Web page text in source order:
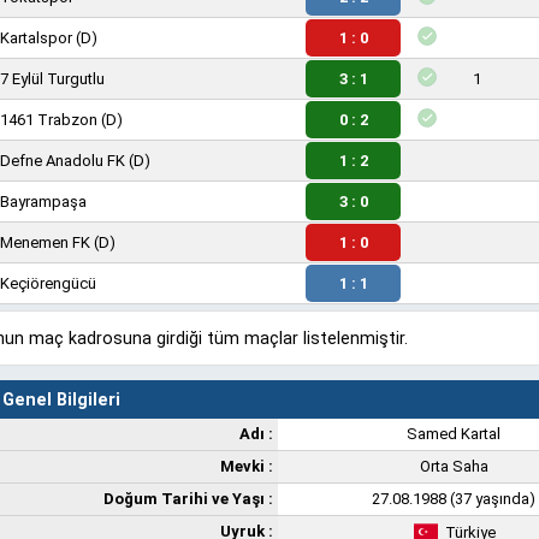
Kartalspor(D) 1 : 0
7 Eylül Turgutlu 3 : 1 1
1461 Trabzon (D) 0 : 2
Defne Anadolu FK (D) 1 : 2
Bayrampaşa 3 : 0
Menemen FK (D) 1 : 0
Keçiörengücü 1 : 1
maç kadrosuna girdiği tüm maçlar listelenmiştir.
Bilgileri
Adı :
Samed Kartal
Mevki :
Orta Saha
Doğum Tarihi ve Yaşı :
27.08.1988 (37 yaşında)
Uyruk :
Türkiye